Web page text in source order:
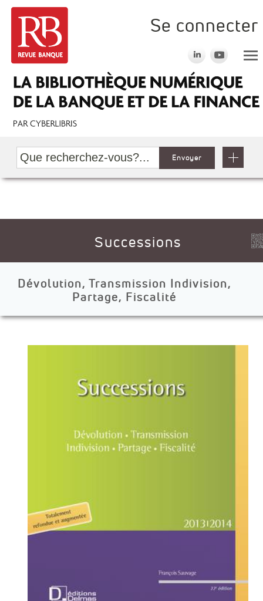
Se connecter
Envoyer
Successions
Dévolution, Transmission Indivision,
Partage, Fiscalité